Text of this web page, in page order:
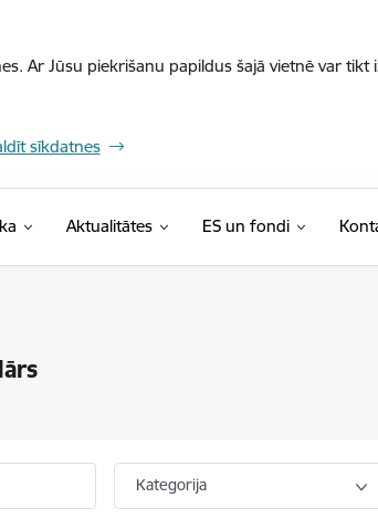
Ar Jūsu piekrišanu papildus šajā vietnē var
sīkdatnes
Aktualitātes ES un fondi
Kategorija